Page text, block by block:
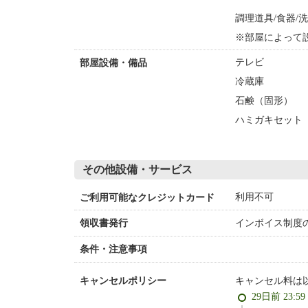
調理道具/食器/
※部屋によって
部屋設備・備品
テレビ
冷蔵庫
石鹸（固形）
ハミガキセット
その他設備・サービス
ご利用可能なクレジットカード 利用不可
領収書発行 インボイス制度
条件・注意事項
キャンセルポリシー キャンセル料は
29日前 23:59